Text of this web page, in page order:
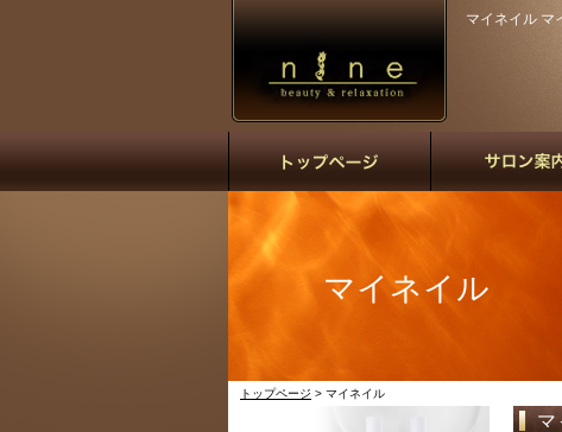
マイネイル マ
マイネイル
トップページ > マイネイル
マ